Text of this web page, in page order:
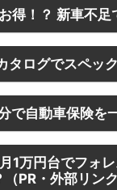
得！？ 新車不
タログでスペッ
で自動車保険を
1万円台でフォ
PR・外部リンク